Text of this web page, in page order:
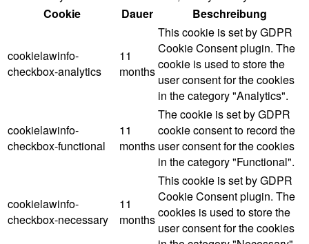
Cookie
Dauer Beschreibung
cookielawinfo-
checkbox-analytics
11
months
This cookie is set by GDPR
Cookie Consent plugin. The
cookie is used to store the
user consent for the cookies
in the category "Analytics".
cookielawinfo-
checkbox-functional
11
months
The cookie is set by GDPR
cookie consent to record the
user consent for the cookies
in the category "Functional".
cookielawinfo-
checkbox-necessary
11
months
This cookie is set by GDPR
Cookie Consent plugin. The
cookies is used to store the
user consent for the cookies